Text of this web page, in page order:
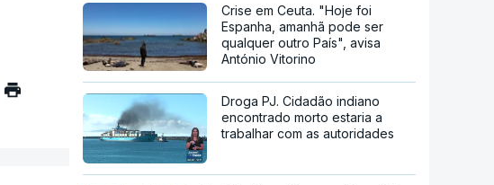
Crise em Ceuta. "Hoje foi
Espanha, amanhã pode ser
qualquer outro País", avisa
António Vitorino
Droga PJ. Cidadão indiano
encontrado morto estaria a
trabalhar com as autoridades